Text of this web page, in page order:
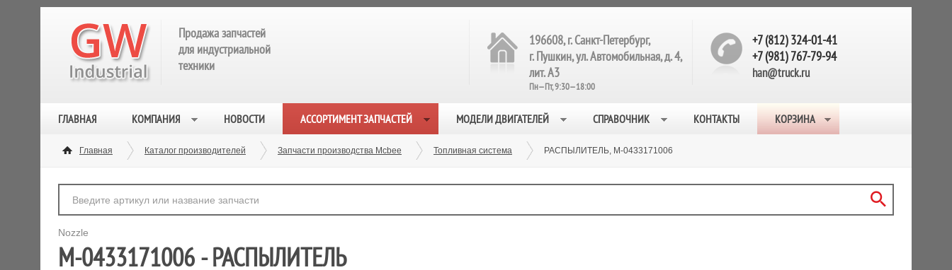
Продажа запчастей
для индустриальной
техники
196608, г. Санкт-Петербург,
г. Пушкин, ул. Автомобильная, д. 4,
лит. А3
Пн—Пт, 9:30—18:00
+7 (812) 324-01-41
+7 (981) 767-79-94
han@truck.ru
ГЛАВНАЯ КОМПАНИЯ НОВОСТИ АССОРТИМЕНТ ЗАПЧАСТЕЙ МОДЕЛИ ДВИГАТЕЛЕЙ СПРАВОЧНИК КОНТАКТЫ КОРЗИНА
Главная Каталог производителей Запчасти производства Mcbee Топливная система РАСПЫЛИТЕЛЬ, M-0433171006
Nozzle
M-0433171006 - РАСПЫЛИТЕЛЬ